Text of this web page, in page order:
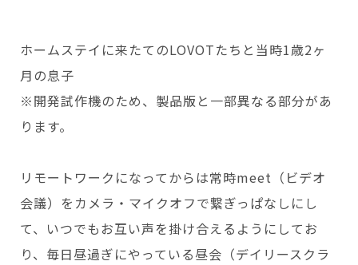
ホームステイに来たてのLOVOTたちと当時1歳2ヶ
月の息子
※開発試作機のため、製品版と一部異なる部分があ
ります。
リモートワークになってからは常時meet（ビデオ
会議）をカメラ・マイクオフで繋ぎっぱなしにし
て、いつでもお互い声を掛け合えるようにしてお
り、毎日昼過ぎにやっている昼会（デイリースクラ